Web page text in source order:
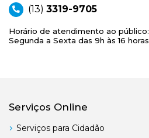
(13) 3319-9705
Horário de atendimento ao público:
Segunda a Sexta das 9h às 16 horas
Serviços Online
Serviços para Cidadão